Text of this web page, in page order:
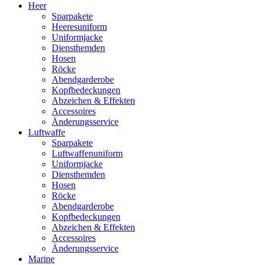
Heer
Sparpakete
Heeresuniform
Uniformjacke
Diensthemden
Hosen
Röcke
Abendgarderobe
Kopfbedeckungen
Abzeichen & Effekten
Accessoires
Änderungsservice
Luftwaffe
Sparpakete
Luftwaffenuniform
Uniformjacke
Diensthemden
Hosen
Röcke
Abendgarderobe
Kopfbedeckungen
Abzeichen & Effekten
Accessoires
Änderungsservice
Marine